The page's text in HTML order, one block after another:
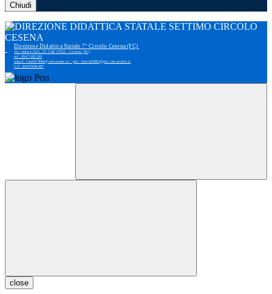
Chiudi
Direzione Didattica Statale 7° Circolo Cesena (FC)
Via Adone Zoli, 35 CAP 47521 - Cesena (FC)
tel: 0547-383193
email: foee02300r@istruzione.it - pec: foee02300r@pec.istruzione.it
C.F. 81007690407
close